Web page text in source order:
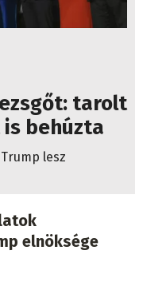
tarolt
behúzta
lesz
elnöksége